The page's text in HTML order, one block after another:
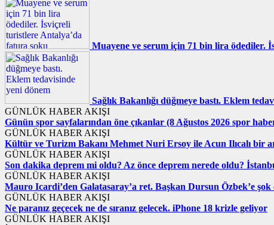
Muayene ve serum için 71 bin lira ödediler.
Sağlık Bakanlığı düğmeye bastı. Eklem
GÜNLÜK HABER AKIŞI
Günün spor sayfalarından öne çıkanlar (8 Ağustos 2026 spor
GÜNLÜK HABER AKIŞI
Kültür ve Turizm Bakanı Mehmet Nuri Ersoy ile Acun Ilıcalı bir
GÜNLÜK HABER AKIŞI
Son dakika deprem mi oldu? Az önce deprem nerede oldu?
GÜNLÜK HABER AKIŞI
Mauro Icardi’den Galatasaray’a ret. Başkan Dursun Özbek’e şok
GÜNLÜK HABER AKIŞI
Ne paranız geçecek ne de sıranız gelecek. iPhone 18 krizle geliyor
GÜNLÜK HABER AKIŞI